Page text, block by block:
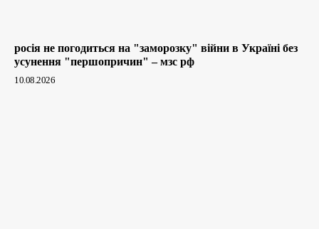
росія не погодиться на "заморозку" війни в Україні без
усунення "першопричин" – мзс рф
10.08.2026